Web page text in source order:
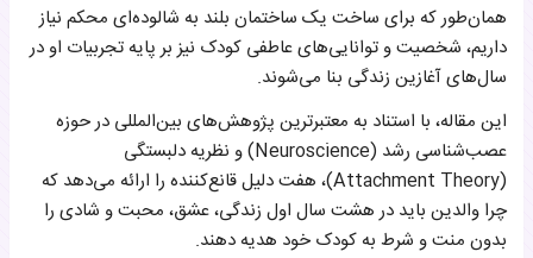
همان‌طور که برای ساخت یک ساختمان بلند به شالوده‌ای محکم نیاز
داریم، شخصیت و توانایی‌های عاطفی کودک نیز بر پایه تجربیات او در
سال‌های آغازین زندگی بنا می‌شوند.
این مقاله، با استناد به معتبرترین پژوهش‌های بین‌المللی در حوزه
عصب‌شناسی رشد (Neuroscience) و نظریه دلبستگی
(Attachment Theory)، هفت دلیل قانع‌کننده را ارائه می‌دهد که
چرا والدین باید در هشت سال اول زندگی، عشق، محبت و شادی را
بدون منت و شرط به کودک خود هدیه دهند.